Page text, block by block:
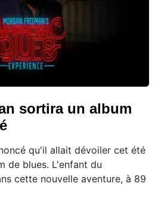
sortira un album
qu'il allait dévoiler cet été
de blues. L'enfant du
cette nouvelle aventure, à 89